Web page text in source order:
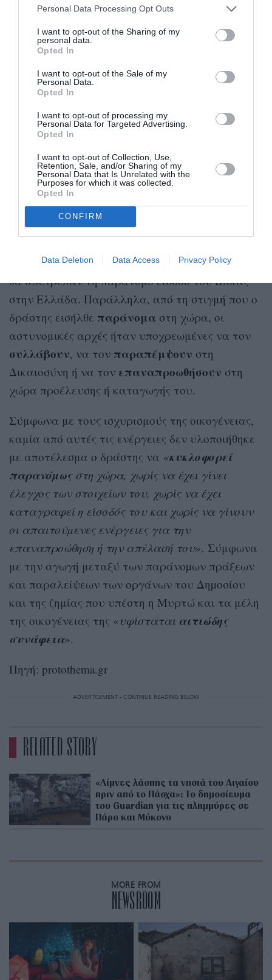
Personal Data Processing Opt Outs
I want to opt-out of the Sharing of my
personal data.
Opted In
I want to opt-out of the Sale of my
Personal Data.
Opted In
I want to opt-out of processing my
Personal Data for Targeted Advertising.
Opted In
I want to opt-out of Collection, Use,
Retention, Sale, and/or Sharing of my
Personal Data that Is Unrelated with the
Purposes for which it was collected.
Opted In
CONFIRM
Data Deletion Data Access Privacy Policy
Μυρτούς ζήτησαν να επιδικασθεί στην κάθε μια
το ποσό των
της ηθικής βλάβης που υπέστησαν από την
τραγική περιπέτεια της 23χρονης.
Το Διοικητικό Εφετείο Αθηνών, όπως και
το Διοικητικό Πρωτοδικείο Αθηνών απέρριψε
την αγωγή κρίνοντας ότι δεν «υπάρχουν
παραλείψειςτων οργάνων τουΕλληνικού
Δημοσίουπου να βρίσκονται σε αιτιώδη
συνάφεια» με το βαρύτατο τραυματισμό της.
ΕΛ.ΑΣ.όφειλε να είχε λάβει όλα τα μέτρα που
θα απέτρεπαν τη παράνομο είσοδο του Βακάς
στην Ελλάδα. Παράλληλα, από τη στιγμή που ο
δράστης εισήλθε παράνομα στη χώρα, οι
αστυνομικές αρχές ήταν υποχρεωμένες να τον
συλλάβουν, να τον παραπέμψουν στη
Δικαιοσύνη ή να τον επαναπροωθήσουν στη
χώρα προέλευσης ή καταγωγής του.
Σύμφωνα με τους ισχυρισμούς της οικογένειας,
καμία από αυτές τις ενέργειες δεν υλοποιήθηκε
με αποτέλεσμα ο δράστης να «κυκλοφορεί
παρανόµωςστη χώρα, χωρίς να έχει γίνει
έλεγχος των στοιχείων του, χωρίς να έχει
καταγραφεί η είσοδός του και χωρίς να γίνουν
οι απαιτούµενες ενέργειες για την
επαναπροώθηση ή την απέλασή του». Σύμφωνα
με την αγωγή μεταξύ των παράνοµων πράξεων
και παραλείψεων των οργάνων του Δηµοσίου
και της ζημίας που υπέστη η Μυρτώ και τα μέλη
της οικογένειας της «υφίσταται αιτιώδης
συνάφεια».
Πηγή: protothema.gr
ADVERTISEMENT - CONTINUE READING BELOW
RELATED STORY
«Λίμνες λάσπης τα νησιά του Αιγαίου
πριν από το Πάσχα»: Το δημοσίευμα
του Guardian για τις πλημμύρες σε
Πάρο και Μύκονο
MORE FROM
NEWSROOM